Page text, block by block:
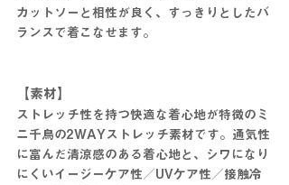
カットソーと相性が良く、すっきりとしたバ
ランスで着こなせます。
【素材】
ストレッチ性を持つ快適な着心地が特徴のミ
ニ千鳥の2WAYストレッチ素材です。通気性
に富んだ清涼感のある着心地と、シワになり
にくいイージーケア性／UVケア性／接触冷